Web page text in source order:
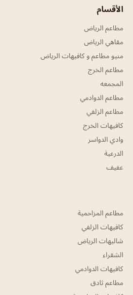
الأقسام
مطاعم الرياض
مقاهي الرياض
منيو مطاعم و كافيهات الرياض
مطاعم الخرج
المجمعه
مطاعم الدوادمي
مطاعم الزلفي
كافيهات الخرج
وادي الدواسر
الدرعية
عفيف
مطاعم المزاحمية
كافيهات الزلفي
شاليهات الرياض
الشقراء
كافيهات الدوادمي
مطاعم ثادق